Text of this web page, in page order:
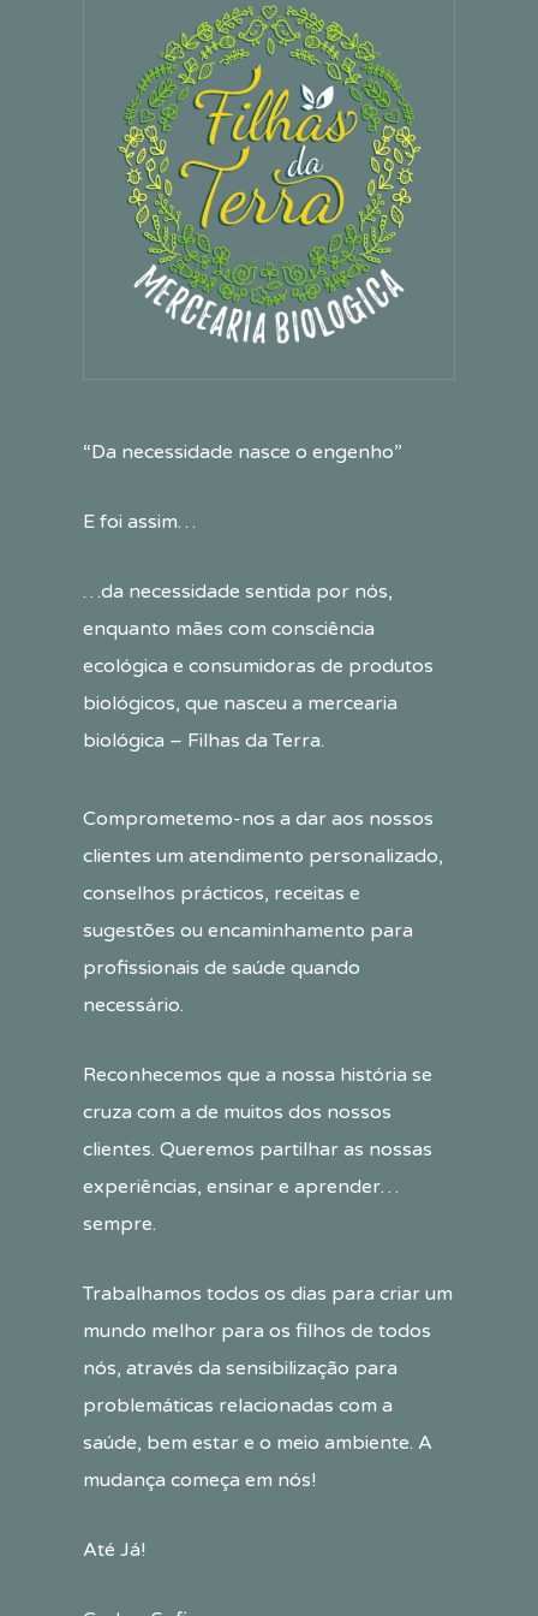
“Da necessidade nasce o engenho”
E foi assim…
…da necessidade sentida por nós,
enquanto mães com consciência
ecológica e consumidoras de produtos
biológicos, que nasceu a mercearia
biológica – Filhas da Terra.
Comprometemo-nos a dar aos nossos
clientes um atendimento personalizado,
conselhos prácticos, receitas e
sugestões ou encaminhamento para
profissionais de saúde quando
necessário.
Reconhecemos que a nossa história se
cruza com a de muitos dos nossos
clientes. Queremos partilhar as nossas
experiências, ensinar e aprender…
sempre.
Trabalhamos todos os dias para criar um
mundo melhor para os filhos de todos
nós, através da sensibilização para
problemáticas relacionadas com a
saúde, bem estar e o meio ambiente. A
mudança começa em nós!
Até Já!